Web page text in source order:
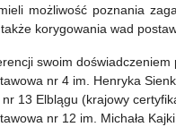
możliwość poznania
korygowania wad
swoim
nr 4 im. Henryka
13 Elblągu (krajowy
nr 12 im. Michała